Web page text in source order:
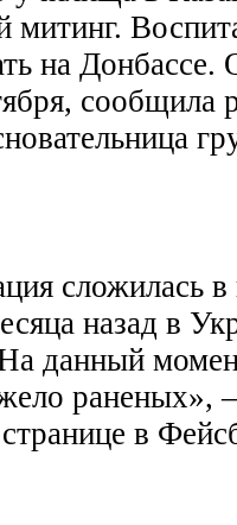
митинг.
на Донбассе.
сообщила
сложилась
назад в
данный
раненых»,
в